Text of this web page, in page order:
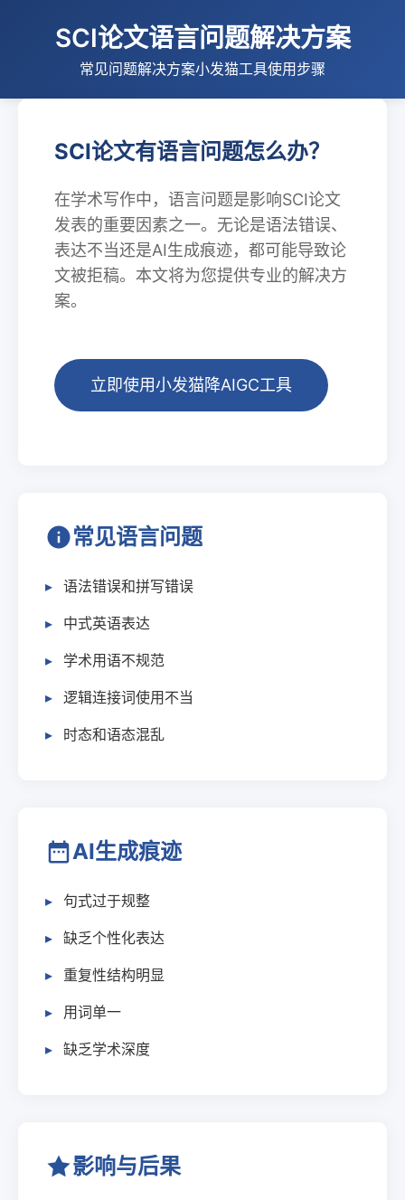
SCI论文语言问题解决方案
常见问题解决方案小发猫工具使用步骤
SCI论文有语言问题怎么办？
在学术写作中，语言问题是影响SCI论文
发表的重要因素之一。无论是语法错误、
表达不当还是AI生成痕迹，都可能导致论
文被拒稿。本文将为您提供专业的解决方
案。
立即使用小发猫降AIGC工具
常见语言问题
语法错误和拼写错误
中式英语表达
学术用语不规范
逻辑连接词使用不当
时态和语态混乱
AI生成痕迹
句式过于规整
缺乏个性化表达
重复性结构明显
用词单一
缺乏学术深度
影响与后果